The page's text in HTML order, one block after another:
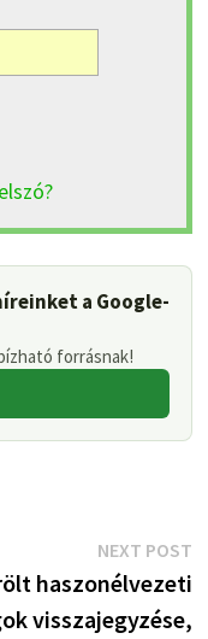
a Google-
forrásnak!
NEXT POST
haszonélvezeti
visszajegyzése,